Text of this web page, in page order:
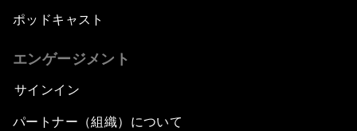
ポッドキャスト
エンゲージメント
サインイン
パートナー（組織）について